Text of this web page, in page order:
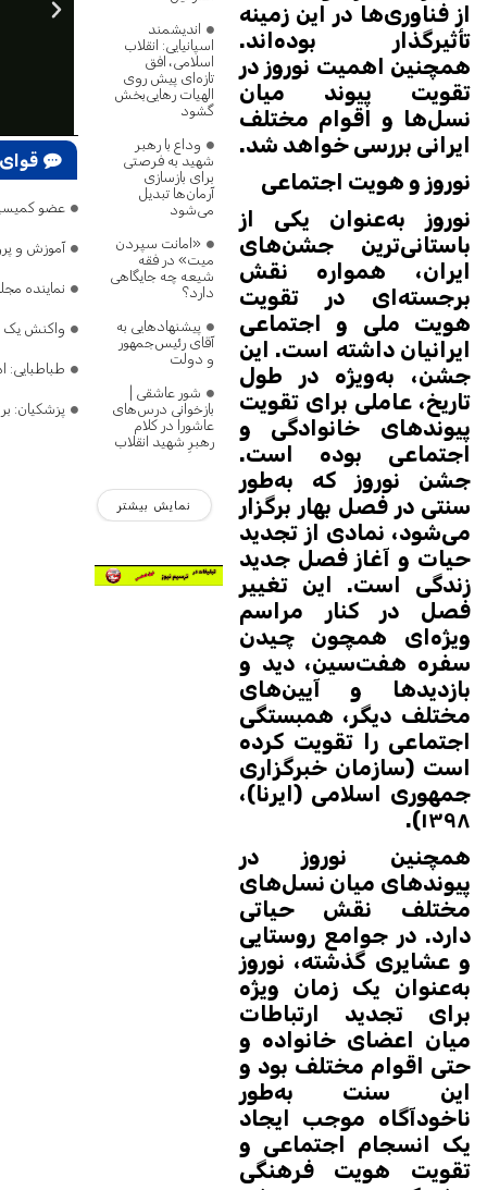
از فناوری‌ها در این زمینه
تأثیرگذار بوده‌اند.
همچنین اهمیت نوروز در
تقویت پیوند میان
نسل‌ها و اقوام مختلف
ایرانی بررسی خواهد شد.
نوروز و هویت اجتماعی
نوروز به‌عنوان یکی از
باستانی‌ترین جشن‌های
ایران، همواره نقش
برجسته‌ای در تقویت
هویت ملی و اجتماعی
ایرانیان داشته است. این
جشن، به‌ویژه در طول
تاریخ، عاملی برای تقویت
پیوندهای خانوادگی و
اجتماعی بوده است.
جشن نوروز که به‌طور
سنتی در فصل بهار برگزار
می‌شود، نمادی از تجدید
حیات و آغاز فصل جدید
زندگی است. این تغییر
فصل در کنار مراسم
ویژه‌ای همچون چیدن
سفره هفت‌سین، دید و
بازدیدها و آیین‌های
مختلف دیگر، همبستگی
اجتماعی را تقویت کرده
است (سازمان خبرگزاری
جمهوری اسلامی (ایرنا)،
۱۳۹۸).
همچنین نوروز در
پیوندهای میان نسل‌های
مختلف نقش حیاتی
دارد. در جوامع روستایی
و عشایری گذشته، نوروز
به‌عنوان یک زمان ویژه
برای تجدید ارتباطات
میان اعضای خانواده و
حتی اقوام مختلف بود و
این سنت به‌طور
ناخودآگاه موجب ایجاد
یک انسجام اجتماعی و
تقویت هویت فرهنگی
اندیشمند
اسپانیایی: انقلاب
اسلامی، افق
تازه‌ای پیش روی
الهیات رهایی‌بخش
گشود
وداع با رهبر
شهید به فرصتی
برای بازسازی
آرمان‌ها تبدیل
می‌شود
«امانت سپردن
میت» در فقه
شیعه چه جایگاهی
دارد؟
پیشنهادهایی به
آقای رئیس‌جمهور
و دولت
شور عاشقی |
بازخوانی درس‌های
عاشورا در کلام
رهبرِ شهید انقلاب
نمایش بیشتر
عضو کمیسیون امنیت: ترامپ ۷۵ بار گفته تنگه
آموزش و
نماینده
واکنش یک
پزشکیان: